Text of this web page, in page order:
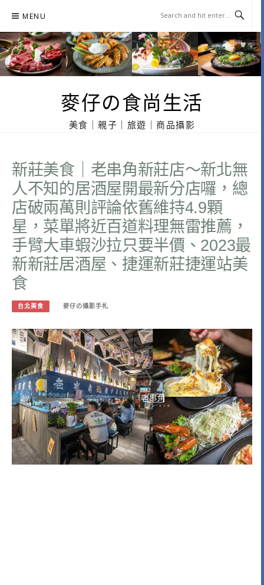
content
MENU
麥仔の食尚生活
美食｜親子｜旅遊｜商品攝影
新莊美食｜老串角新莊店～新北無
人不知的居酒屋開最新分店囉，總
店破兩萬則評論依舊維持4.9顆
星，菜單將近百道料理無雷推薦，
手臂大車蝦沙拉只要半價、2023最
新新莊居酒屋、捷運新莊捷運站美
食
台北美食 麥仔の攝影手札